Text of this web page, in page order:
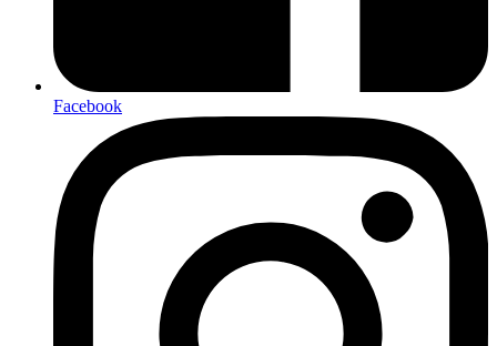
Facebook